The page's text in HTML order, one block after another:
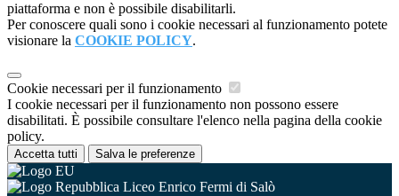
piattaforma e non è possibile disabilitarli.
Per conoscere quali sono i cookie necessari al funzionamento potete
visionare la COOKIE POLICY.
Cookie necessari per il funzionamento
I cookie necessari per il funzionamento non possono essere
disabilitati. È possibile consultare l'elenco nella pagina della cookie
policy.
Accetta tutti Salva le preferenze
Liceo Enrico Fermi di Salò